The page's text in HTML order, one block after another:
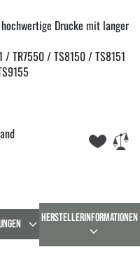
Drucke mit langer
TR7550 / TS8150 / TS8151
HERSTELLERINFORMATIONEN